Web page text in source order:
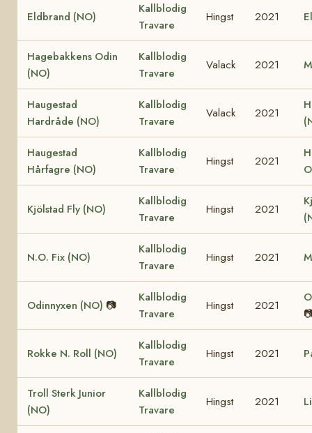
Eldbrand (NO)
Kallblodig
Travare
Hingst 2021
Hagebakkens Odin
(NO)
Kallblodig
Travare
Valack 2021
Haugestad
Hardråde (NO)
Kallblodig
Travare
Valack 2021
Haugestad
Hårfagre (NO)
Kallblodig
Travare
Hingst 2021
Kjölstad Fly (NO)
Kallblodig
Travare
Hingst 2021
N.O. Fix (NO)
Kallblodig
Travare
Hingst 2021
Odinnyxen (NO) 📷
Kallblodig
Travare
Hingst 2021
Rokke N. Roll (NO)
Kallblodig
Travare
Hingst 2021
Troll Sterk Junior
(NO)
Kallblodig
Travare
Hingst 2021